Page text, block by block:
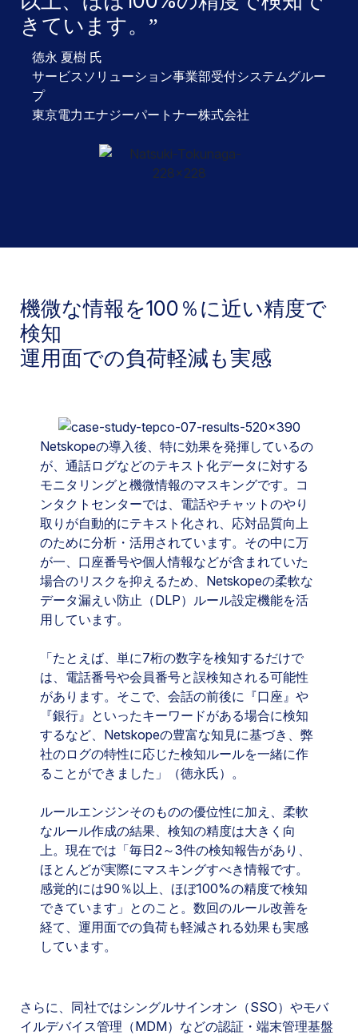
きています。
徳永 夏樹 氏
サービスソリューション事業部受付システムグルー
プ
東京電力エナジーパートナー株式会社
機微な情報を100％に近い精度で
検知
運用面での負荷軽減も実感
Netskopeの導入後、特に効果を発揮しているの
が、通話ログなどのテキスト化データに対する
モニタリングと機微情報のマスキングです。コ
ンタクトセンターでは、電話やチャットのやり
取りが自動的にテキスト化され、応対品質向上
のために分析・活用されています。その中に万
が一、口座番号や個人情報などが含まれていた
場合のリスクを抑えるため、Netskopeの柔軟な
データ漏えい防止（DLP）ルール設定機能を活
用しています。
「たとえば、単に7桁の数字を検知するだけで
は、電話番号や会員番号と誤検知される可能性
があります。そこで、会話の前後に『口座』や
『銀行』といったキーワードがある場合に検知
するなど、Netskopeの豊富な知見に基づき、弊
社のログの特性に応じた検知ルールを一緒に作
ることができました」（徳永氏）。
ルールエンジンそのものの優位性に加え、柔軟
なルール作成の結果、検知の精度は大きく向
上。現在では「毎日2～3件の検知報告があり、
ほとんどが実際にマスキングすべき情報です。
感覚的には90％以上、ほぼ100%の精度で検知
できています」とのこと。数回のルール改善を
経て、運用面での負荷も軽減される効果も実感
しています。
さらに、同社ではシングルサインオン（SSO）やモバ
イルデバイス管理（MDM）などの認証・端末管理基盤